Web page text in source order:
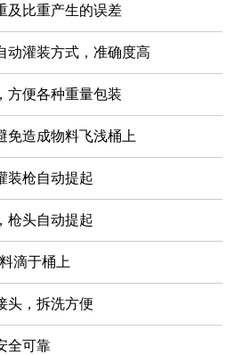
及比重产生的误差
动灌装方式，准确度高
方便各种重量包装
免造成物料飞浅桶上
装枪自动提起
枪头自动提起
滴于桶上
头，拆洗方便
全可靠